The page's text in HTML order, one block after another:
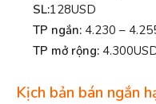
SL:128USD
TP ngắn: 4.230 –
TP mở rộng:
Kịch bản bán ngắn